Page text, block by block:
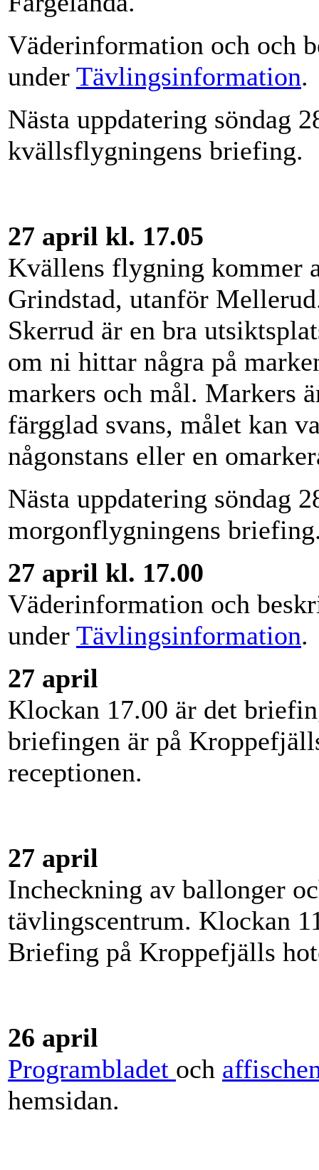
Väderinformation och och
under Tävlingsinformation.
Nästa uppdatering söndag
kvällsflygningens briefing.
27 april kl. 17.05
Kvällens flygning kommer
Grindstad, utanför
Skerrud är en bra
om ni hittar några på
markers och mål. Markers
färgglad svans, målet kan
någonstans eller en
Nästa uppdatering söndag
morgonflygningens
27 april kl. 17.00
Väderinformation och
under Tävlingsinformation.
27 april
Klockan 17.00 är det
briefingen är på
receptionen.
27 april
Incheckning av ballonger
tävlingscentrum. Klockan
Briefing på Kroppefjälls
26 april
Programbladet och
hemsidan.